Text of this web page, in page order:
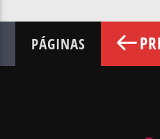
PÁGINAS